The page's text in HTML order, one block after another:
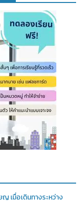
เมื่อเดินทางระหว่าง